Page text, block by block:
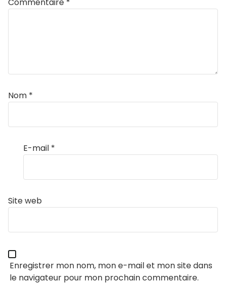
Nom *
E-mail *
Site web
Enregistrer mon nom, mon e-mail et mon site dans
le navigateur pour mon prochain commentaire.